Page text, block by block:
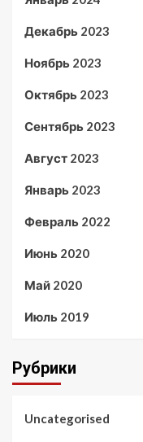
Декабрь 2023
Ноябрь 2023
Октябрь 2023
Сентябрь 2023
Август 2023
Январь 2023
Февраль 2022
Июнь 2020
Май 2020
Июль 2019
Рубрики
Uncategorised